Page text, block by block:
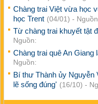
Chàng trai Việt vừa học
học Trent (04/01) -
Từ chàng trai khuyết tật
Nguồn:
Chàng trai quê An
Nguồn:
Bí thư Thành ủy Nguyễn
lẽ sống đúng' (16/10) -